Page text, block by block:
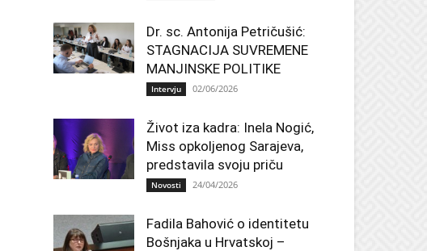
Dr. sc. Antonija Petričušić:
STAGNACIJA SUVREMENE
MANJINSKE POLITIKE
Intervju 02/06/2026
Život iza kadra: Inela Nogić,
Miss opkoljenog Sarajeva,
predstavila svoju priču
Novosti 24/04/2026
Fadila Bahović o identitetu
Bošnjaka u Hrvatskoj –